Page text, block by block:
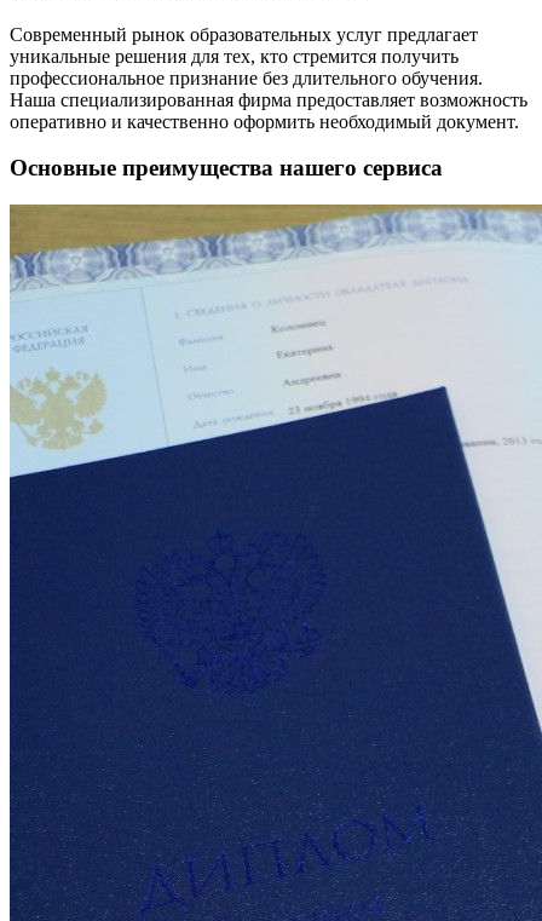
Современный рынок образовательных услуг предлагает
уникальные решения для тех, кто стремится получить
профессиональное признание без длительного обучения.
Наша специализированная фирма предоставляет возможность
оперативно и качественно оформить необходимый документ.
Основные преимущества нашего сервиса